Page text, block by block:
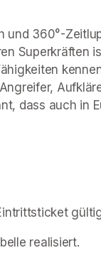
und 360°-
Superkräften
dass auch in
realisiert.